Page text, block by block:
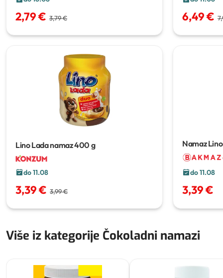
2,79 € 3,79 € 6,49 €
Lino Lada namaz400 g
do 11.08
3,39 € 3,99 €
Namaz
do 11.08
3,39 €
Više iz kategorije Čokoladni namazi